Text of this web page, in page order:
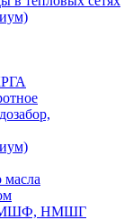
масла
НМШГ